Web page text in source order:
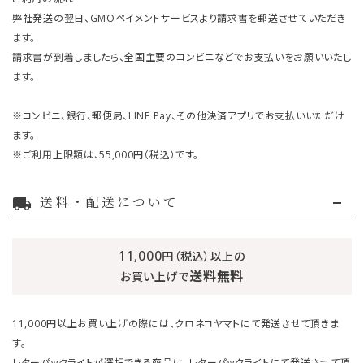
弊社発送の翌日、GMOペイメントサービスより請求書を郵送させていただき
ます。
請求書が到着しましたら、全国主要のコンビニなどでお支払いをお願いいたし
ます。
※コンビニ、銀行、郵便局、LINE Pay、その他決済アプリでお支払いいただけ
ます。
※ご利用上限額は、55,000円（税込）です。
local_shipping 送料・配送について
11,000円（税込）以上の
お買い上げで送料無料
11,000円以上お買い上げの際には、クロネコヤマトにて発送させて頂きま
す。